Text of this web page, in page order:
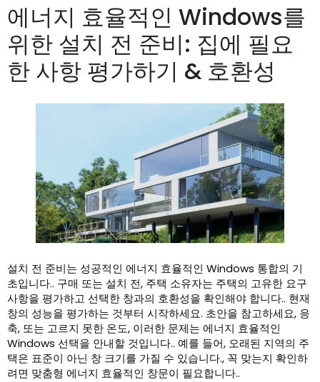
에너지 효율적인 Windows를
위한 설치 전 준비: 집에 필요
한 사항 평가하기 & 호환성
설치 전 준비는 성공적인 에너지 효율적인 Windows 통합의 기
초입니다.. 구매 또는 설치 전, 주택 소유자는 주택의 고유한 요구
사항을 평가하고 선택한 창과의 호환성을 확인해야 합니다.. 현재
창의 성능을 평가하는 것부터 시작하세요. 초안을 참고하세요, 응
축, 또는 고르지 못한 온도, 이러한 문제는 에너지 효율적인
Windows 선택을 안내할 것입니다.. 예를 들어, 오래된 지역의 주
택은 표준이 아닌 창 크기를 가질 수 있습니다., 꼭 맞는지 확인하
려면 맞춤형 에너지 효율적인 창문이 필요합니다..